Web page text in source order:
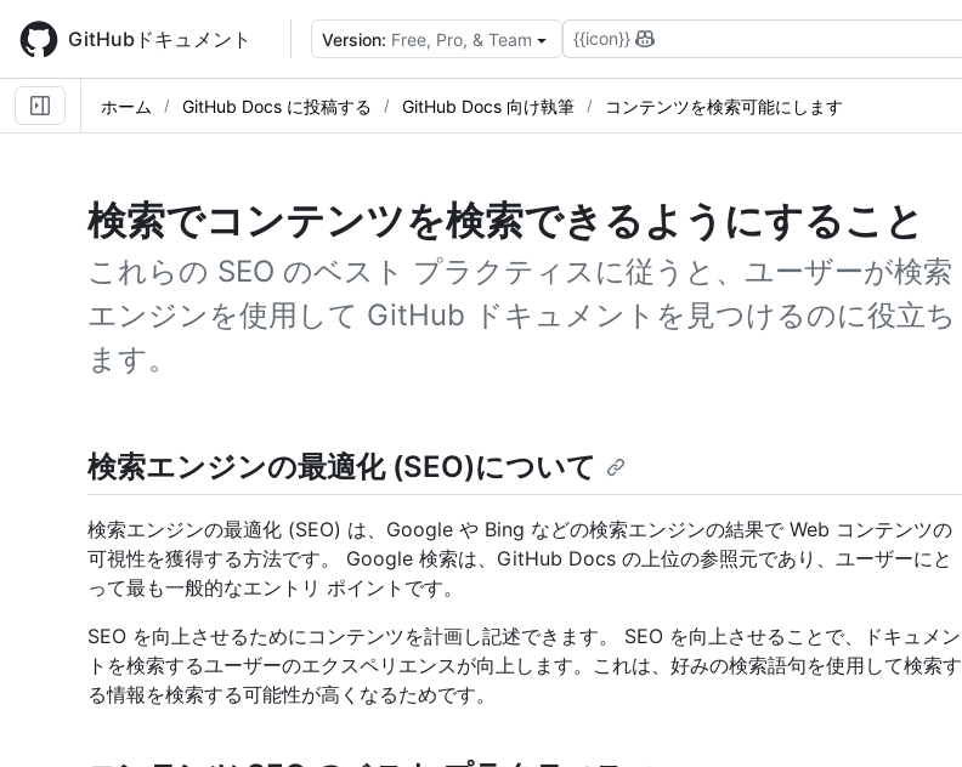
main
content
GitHubドキュメント Version: Free, Pro, & Team {{icon}}
ホーム GitHub Docs に投稿する GitHub Docs 向け執筆 コンテンツを検索可能にします
検索でコンテンツを検索できるようにすること
これらの SEO のベスト プラクティスに従うと、ユーザーが検索
エンジンを使用して GitHub ドキュメントを見つけるのに役立ち
ます。
検索エンジンの最適化 (SEO)について
検索エンジンの最適化 (SEO) は、Google や Bing などの検索エンジンの結果で Web コンテンツの
可視性を獲得する方法です。 Google 検索は、GitHub Docs の上位の参照元であり、ユーザーにと
って最も一般的なエントリ ポイントです。
SEO を向上させるためにコンテンツを計画し記述できます。 SEO を向上させることで、ドキュメン
トを検索するユーザーのエクスペリエンスが向上します。これは、好みの検索語句を使用して検索す
る情報を検索する可能性が高くなるためです。